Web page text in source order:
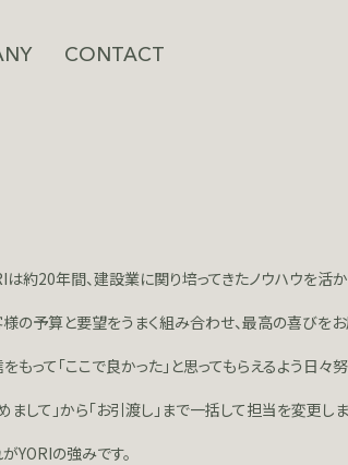
CONTACT
は約20年間、建設業に関り培ってきたノウハウを活か
の予算と要望をうまく組み合わせ、最高の喜びをお
もって「ここで良かった」と思ってもらえるよう 日々努
まして」から「お引渡し」まで一括して担当を変更しま
YORIの強みです。